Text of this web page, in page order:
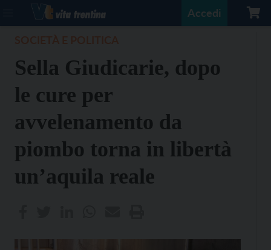
Accedi
Sella Giudicarie, dopo
le cure per
avvelenamento da
piombo torna in libertà
un’aquila reale